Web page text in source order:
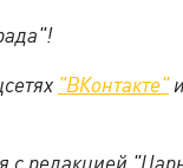
"ВКонтакте"и
с редакцией